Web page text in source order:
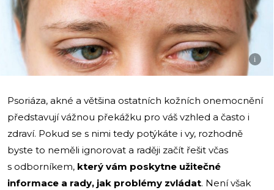
i
Psoriáza, akné a většina ostatních kožních onemocnění
představují vážnou překážku pro váš vzhled a často i
zdraví. Pokud se s nimi tedy potýkáte i vy, rozhodně
byste to neměli ignorovat a raději začít řešit včas
s odborníkem, který vám poskytne užitečné
informace a rady, jak problémy zvládat. Není však